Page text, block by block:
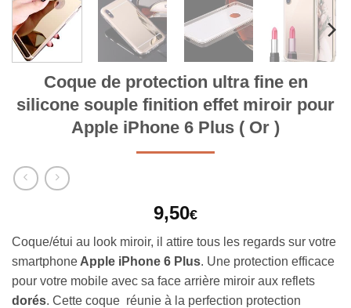
Coque de protection ultra fine en
silicone souple finition effet miroir pour
Apple iPhone 6 Plus ( Or )
9,50€
Coque/étui au look miroir, il attire tous les regards sur votre
smartphone Apple iPhone 6 Plus. Une protection efficace
pour votre mobile avec sa face arrière miroir aux reflets
dorés. Cette coque réunie à la perfection protection